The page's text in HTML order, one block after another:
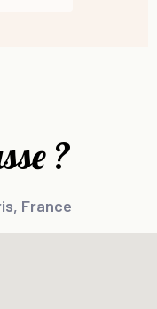
?
France